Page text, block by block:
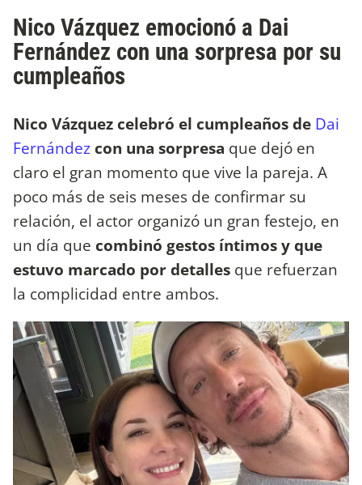
Nico Vázquez emocionó a Dai
Fernández con una sorpresa por su
cumpleaños
Nico Vázquez celebró el cumpleaños de Dai
Fernández con una sorpresa que dejó en
claro el gran momento que vive la pareja. A
poco más de seis meses de confirmar su
relación, el actor organizó un gran festejo, en
un día que combinó gestos íntimos y que
estuvo marcado por detalles que refuerzan
la complicidad entre ambos.